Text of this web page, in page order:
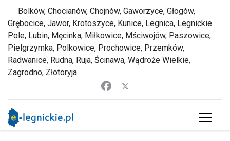
Bolków, Chocianów, Chojnów, Gaworzyce, Głogów,
Grębocice, Jawor, Krotoszyce, Kunice, Legnica, Legnickie
Pole, Lubin, Męcinka, Miłkowice, Mściwojów, Paszowice,
Pielgrzymka, Polkowice, Prochowice, Przemków,
Radwanice, Rudna, Ruja, Ścinawa, Wądroże Wielkie,
Zagrodno, Złotoryja